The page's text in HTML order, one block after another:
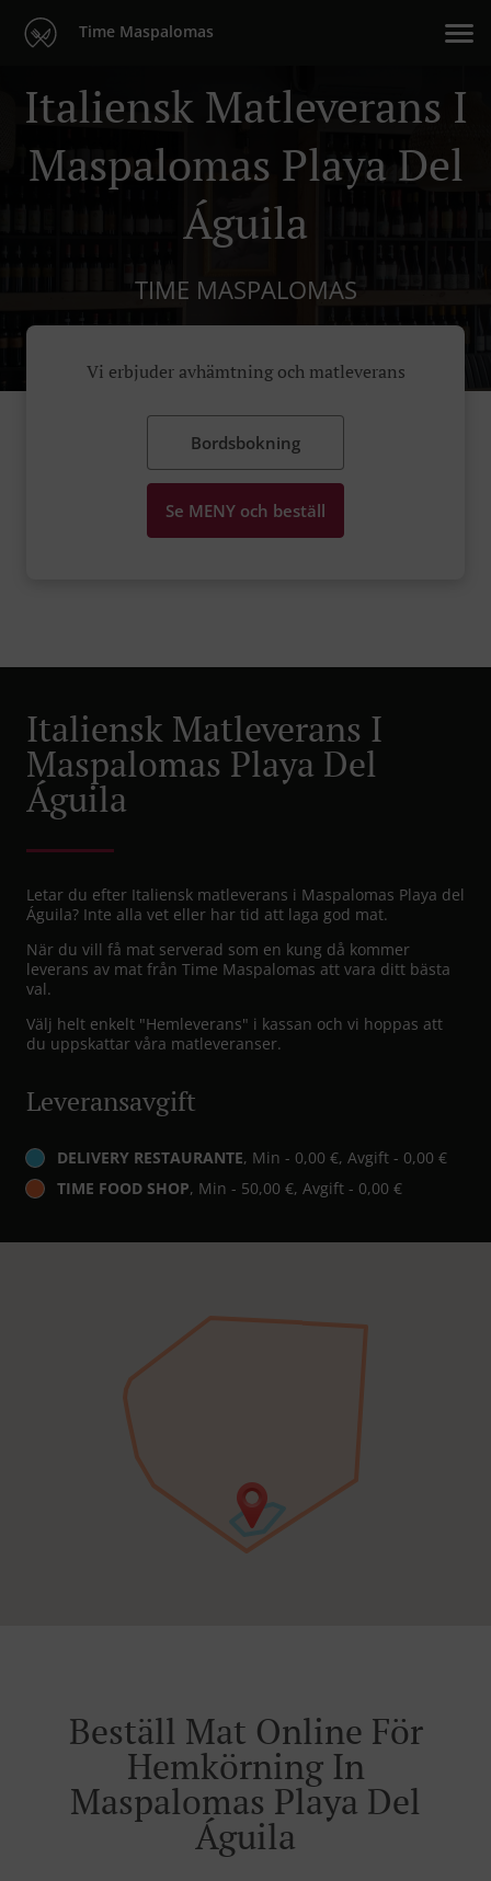
Time Maspalomas
Italiensk Matleverans I
Maspalomas Playa Del
Águila
TIME MASPALOMAS
Vi erbjuder avhämtning och matleverans
Bordsbokning
Se MENY och beställ
Italiensk Matleverans I
Maspalomas Playa Del
Águila
Letar du efter Italiensk matleverans i Maspalomas Playa del
Águila? Inte alla vet eller har tid att laga god mat.
När du vill få mat serverad som en kung då kommer
leverans av mat från Time Maspalomas att vara ditt bästa
val.
Välj helt enkelt "Hemleverans" i kassan och vi hoppas att
du uppskattar våra matleveranser.
Leveransavgift
DELIVERY RESTAURANTE, Min - 0,00 €, Avgift - 0,00 €
TIME FOOD SHOP, Min - 50,00 €, Avgift - 0,00 €
Beställ Mat Online För
Hemkörning In
Maspalomas Playa Del
Águila